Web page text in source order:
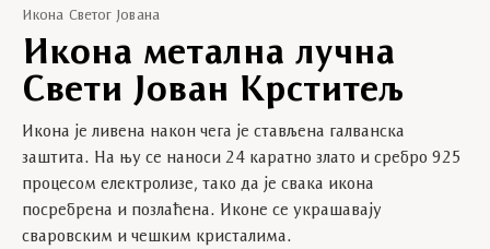
Икона Светог Јована
Икона метална лучна
Свети Јован Крститељ
Икона је ливена након чега је стављена галванска
заштита. На њу се наноси 24 каратно злато и сребро 925
процесом електролизе, тако да је свака икона
посребрена и позлаћена. Иконе се украшавају
сваровским и чешким кристалима.